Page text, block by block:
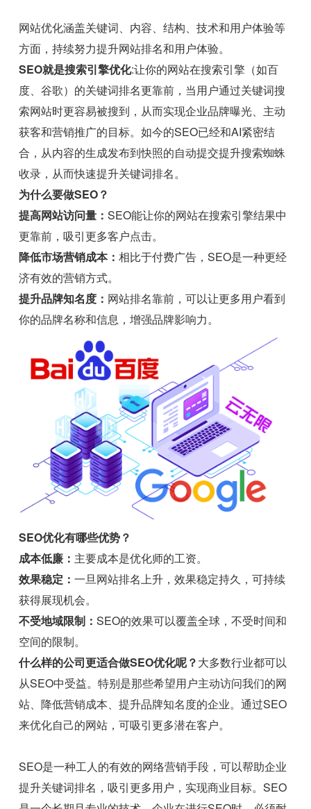
网站优化涵盖关键词、内容、结构、技术和用户体验等
方面，持续努力提升网站排名和用户体验。
SEO就是搜索引擎优化:让你的网站在搜索引擎（如百
度、谷歌）的关键词排名更靠前，当用户通过关键词搜
索网站时更容易被搜到，从而实现企业品牌曝光、主动
获客和营销推广的目标。如今的SEO已经和AI紧密结
合，从内容的生成发布到快照的自动提交提升搜索蜘蛛
收录，从而快速提升关键词排名。
为什么要做SEO？
提高网站访问量：SEO能让你的网站在搜索引擎结果中
更靠前，吸引更多客户点击。
降低市场营销成本：相比于付费广告，SEO是一种更经
济有效的营销方式。
提升品牌知名度： 网站排名靠前，可以让更多用户看到
你的品牌名称和信息，增强品牌影响力。
SEO优化有哪些优势？
成本低廉： 主要成本是优化师的工资。
效果稳定：一旦网站排名上升，效果稳定持久，可持续
获得展现机会。
不受地域限制：SEO的效果可以覆盖全球，不受时间和
空间的限制。
什么样的公司更适合做SEO优化呢？大多数行业都可以
从SEO中受益。特别是那些希望用户主动访问我们的网
站、降低营销成本、提升品牌知名度的企业。通过SEO
来优化自己的网站，可吸引更多潜在客户。
SEO是一种工人的有效的网络营销手段，可以帮助企业
提升关键词排名，吸引更多用户，实现商业目标。SEO